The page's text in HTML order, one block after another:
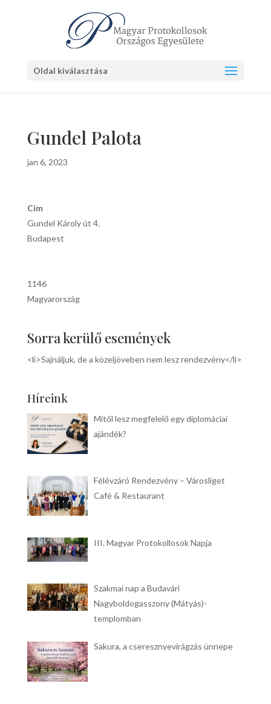
Oldal kiválasztása
Gundel Palota
jan 6, 2023
Cím
Gundel Károly út 4.
Budapest
1146
Magyarország
Sorra kerülő események
<li>Sajnáljuk, de a közeljöveben nem lesz rendezvény</li>
Híreink
Mitől lesz megfelelő egy diplomáciai
ajándék?
Félévzáró Rendezvény – Városliget
Café & Restaurant
III. Magyar Protokollosok Napja
Szakmai nap a Budavári
Nagyboldogasszony (Mátyás)-
templomban
Sakura, a cseresznyevirágzás ünnepe